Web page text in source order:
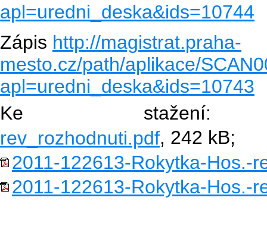
apl=uredni_deska&ids=10744
Zápis http://magistrat.praha-
mesto.cz/path/aplikace/
apl=uredni_deska&ids=10743
Ke
rev_rozhodnuti.pdf, 242 kB;
2011-122613-Rokytka-Hos.-
2011-122613-Rokytka-Hos.-